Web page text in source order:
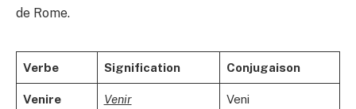
de Rome.
Verbe Signification Conjugaison
Venire Venir Veni